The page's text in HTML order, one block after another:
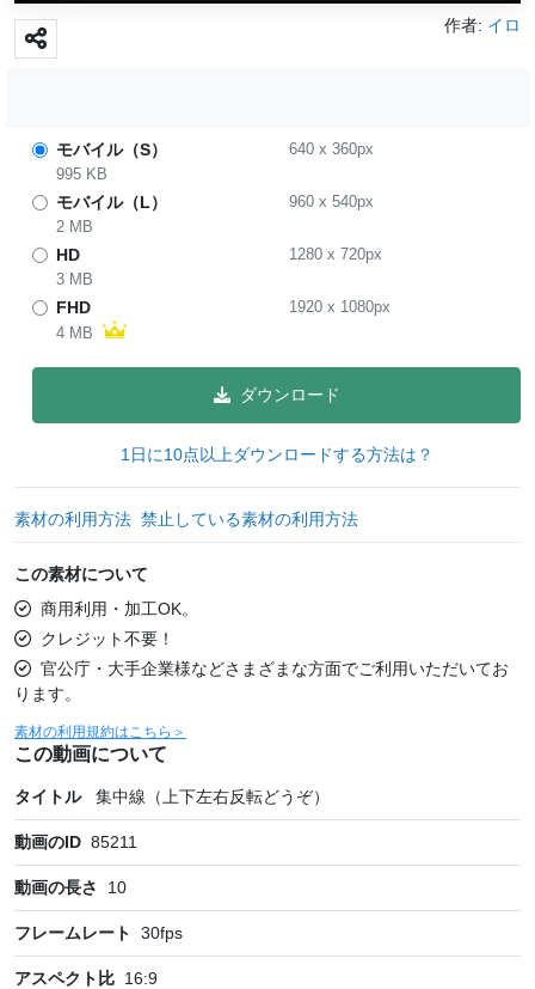
作者: イロ
モバイル（S） 640x 360px
995 KB
モバイル（L） 960x 540px
2 MB
HD 1280x 720px
3 MB
FHD 1920x 1080px
4 MB
ダウンロード
1日に10点以上ダウンロードする方法は？
素材の利用方法 禁止している素材の利用方法
この素材について
商用利用・加工OK。
クレジット不要！
官公庁・大手企業様などさまざまな方面でご利用いただいてお
ります。
素材の利用規約はこちら＞
この動画について
タイトル 集中線（上下左右反転どうぞ）
動画のID 85211
動画の長さ 10
フレームレート 30fps
アスペクト比 16:9